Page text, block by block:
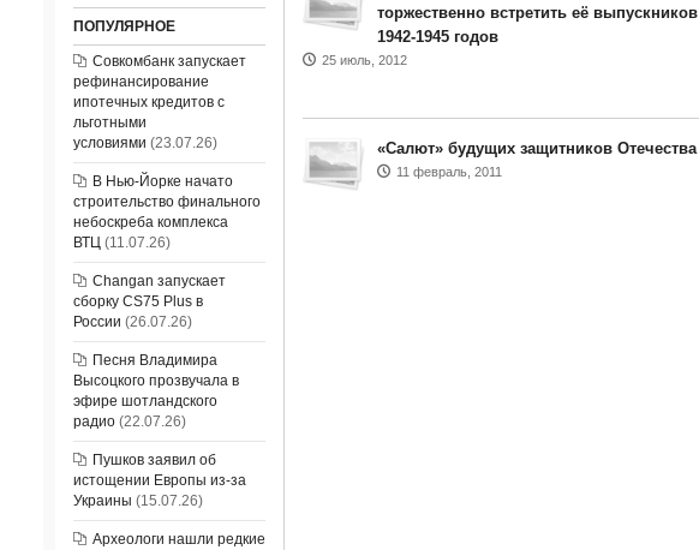
торжественно встретить её выпускников
1942-1945 годов
25 июль, 2012
«Салют» будущих защитников Отечества
11 февраль, 2011
ПОПУЛЯРНОЕ
Совкомбанк запускает
рефинансирование
ипотечных кредитов с
льготными
условиями (23.07.26)
В Нью-Йорке начато
строительство финального
небоскреба комплекса
ВТЦ(11.07.26)
Changan запускает
сборку CS75 Plus в
России (26.07.26)
Песня Владимира
Высоцкого прозвучала в
эфире шотландского
радио(22.07.26)
Пушков заявил об
истощении Европы из-за
Украины (15.07.26)
Археологи нашли редкие